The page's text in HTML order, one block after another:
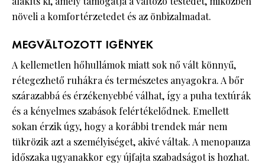
növeli a komfortérzetedet és az önbizalmadat.
MEGVÁLTOZOTT IGÉNYEK
A kellemetlen hőhullámok miatt sok nő vált könnyű,
rétegezhető ruhákra és természetes anyagokra. A bőr
szárazabbá és érzékenyebbé válhat, így a puha textúrák
és a kényelmes szabások felértékelődnek. Emellett
sokan érzik úgy, hogy a korábbi trendek már nem
tükrözik azt a személyiséget, akivé váltak. A menopauza
időszaka ugyanakkor egy újfajta szabadságot is hozhat.